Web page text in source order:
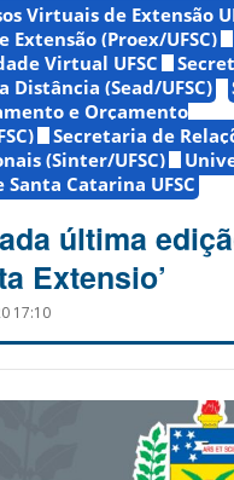
Virtuais de Extensão
Extensão (Proex/UFSC)
Virtual UFSC
Distância (Sead/UFSC)
e Orçamento
Secretaria de
(Sinter/UFSC)
Santa Catarina UFSC
última
Extensio’
17:10